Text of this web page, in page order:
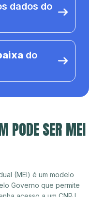
dados do
do
PODE SER MEI
(MEI) é um modelo
Governo que permite